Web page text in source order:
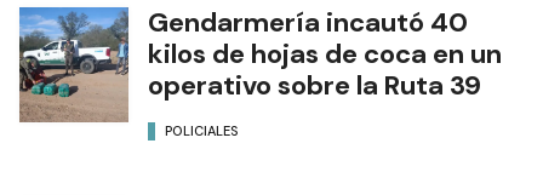
Gendarmería incautó 40
kilos de hojas de coca en un
operativo sobre la Ruta 39
POLICIALES